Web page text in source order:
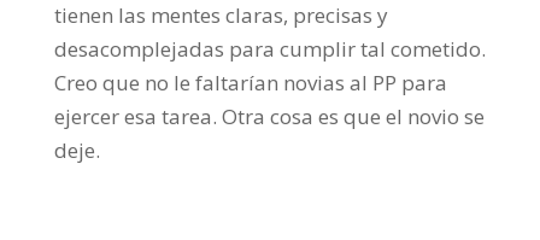
tienen las mentes claras, precisas y
desacomplejadas para cumplir tal cometido.
Creo que no le faltarían novias al PP para
ejercer esa tarea. Otra cosa es que el novio se
deje.